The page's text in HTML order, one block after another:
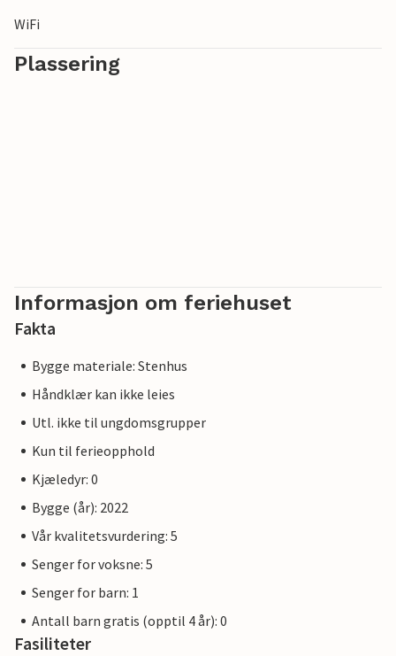
WiFi
Plassering
Informasjon om feriehuset
Fakta
Bygge materiale: Stenhus
Håndklær kan ikke leies
Utl. ikke til ungdomsgrupper
Kun til ferieopphold
Kjæledyr: 0
Bygge (år): 2022
Vår kvalitetsvurdering: 5
Senger for voksne: 5
Senger for barn: 1
Antall barn gratis (opptil 4 år): 0
Fasiliteter